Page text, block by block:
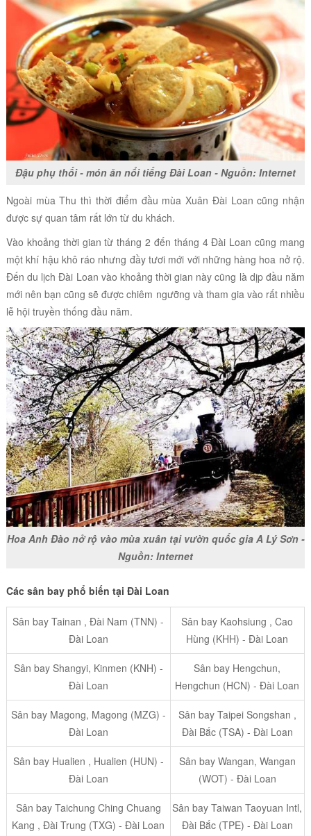
Đậu phụ thối - món ăn nổi tiếng Đài Loan - Nguồn: Internet
Ngoài mùa Thu thì thời điểm đầu mùa Xuân Đài Loan cũng nhận
được sự quan tâm rất lớn từ du khách.
Vào khoảng thời gian từ tháng 2 đến tháng 4 Đài Loan cũng mang
một khí hậu khô ráo nhưng đầy tươi mới với những hàng hoa nở rộ.
Đến du lịch Đài Loan vào khoảng thời gian này cũng là dịp đầu năm
mới nên bạn cũng sẽ được chiêm ngưỡng và tham gia vào rất nhiều
lễ hội truyền thống đầu năm.
Hoa Anh Đào nở rộ vào mùa xuân tại vườn quốc gia A Lý Sơn -
Nguồn: Internet
Các sân bay phổ biến tại Đài Loan
Sân bay Tainan , Đài Nam (TNN) -
Đài Loan
Sân bay Kaohsiung , Cao
Hùng (KHH) - Đài Loan
Sân bay Shangyi, Kinmen (KNH) -
Đài Loan
Sân bay Hengchun,
Hengchun (HCN) - Đài Loan
Sân bay Magong, Magong (MZG) -
Đài Loan
Sân bay Taipei Songshan ,
Đài Bắc (TSA) - Đài Loan
Sân bay Hualien , Hualien (HUN) -
Đài Loan
Sân bay Wangan, Wangan
(WOT) - Đài Loan
Sân bay Taichung Ching Chuang
Kang , Đài Trung (TXG) - Đài Loan
Sân bay Taiwan Taoyuan Intl,
Đài Bắc (TPE) - Đài Loan